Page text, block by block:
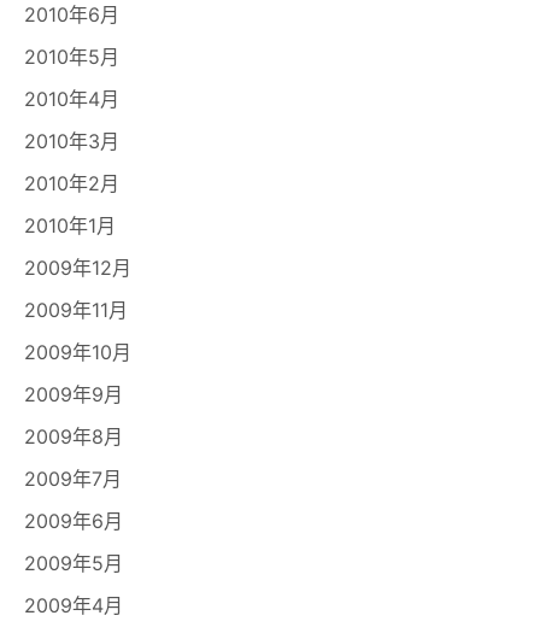
2010年6月
2010年5月
2010年4月
2010年3月
2010年2月
2010年1月
2009年12月
2009年11月
2009年10月
2009年9月
2009年8月
2009年7月
2009年6月
2009年5月
2009年4月